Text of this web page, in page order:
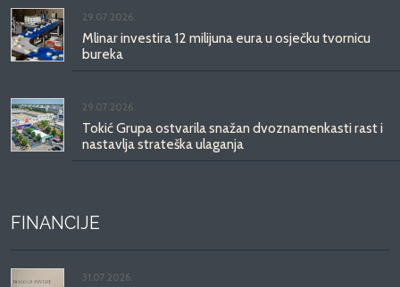
29.07.2026.
Mlinar investira 12 milijuna eura u osječku tvornicu
bureka
29.07.2026.
Tokić Grupa ostvarila snažan dvoznamenkasti rast i
nastavlja strateška ulaganja
FINANCIJE
31.07.2026.